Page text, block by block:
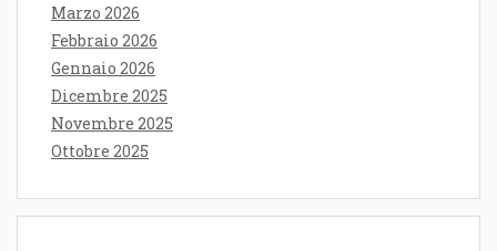
Marzo 2026
Febbraio 2026
Gennaio 2026
Dicembre 2025
Novembre 2025
Ottobre 2025